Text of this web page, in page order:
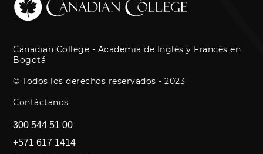
Canadian College - Academia de Inglés y Francés en
Bogotá
© Todos los derechos reservados - 2023
Contáctanos
300 544 51 00
+571 617 1414